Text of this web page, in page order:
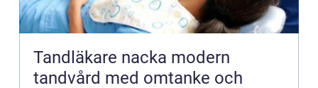
Tandläkare nacka modern
tandvård med omtanke och